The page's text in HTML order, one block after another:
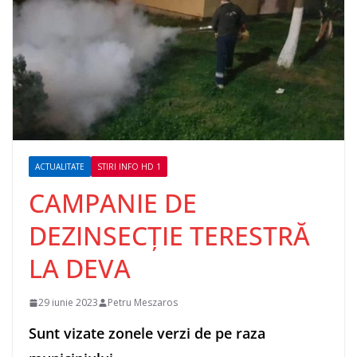
ACTUALITATE STIRI INFO HD 1
CAMPANIE DE
DEZINSECȚIE TERESTRĂ
LA DEVA
29 iunie 2023 Petru Meszaros
Sunt vizate zonele verzi de pe raza